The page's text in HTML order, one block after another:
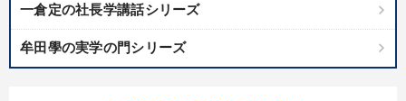
創業者
※「更新」を押すと「テーマ」「キーワード」を更新いただけます。
一倉定の社長学講話シリーズ
牟田學の実学の門シリーズ